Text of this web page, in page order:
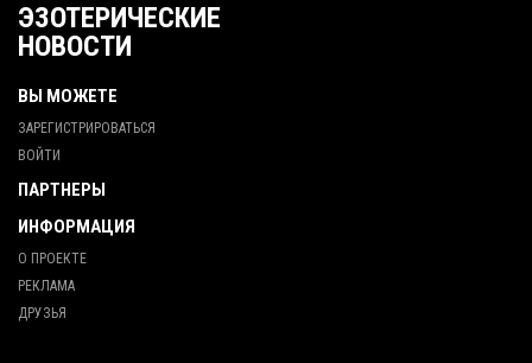
ЭЗОТЕРИЧЕСКИЕ
НОВОСТИ
ВЫ МОЖЕТЕ
ЗАРЕГИСТРИРОВАТЬСЯ
ВОЙТИ
ПАРТНЕРЫ
ИНФОРМАЦИЯ
О ПРОЕКТЕ
РЕКЛАМА
ДРУЗЬЯ